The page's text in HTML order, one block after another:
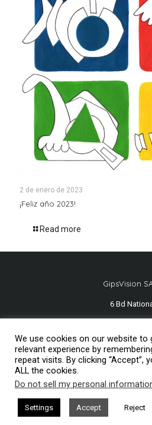
2 de enero de 2023
¡Feliz año 2023!
Read more
GipsVision
6 Bd
Tél.+33 491
We use cookies on our website to
relevant experience by
repeat visits. By clicking
ALL the cookies.
Do not sell my personal
Settings Accept Reject